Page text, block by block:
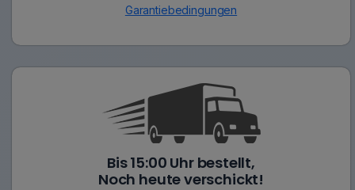
Garantiebedingungen
Bis 15:00 Uhr bestellt,
Noch heute verschickt!